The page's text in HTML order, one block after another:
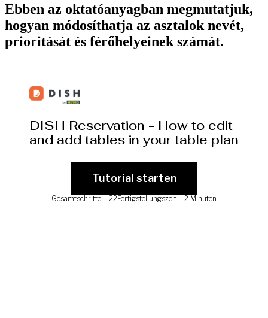
Ebben az oktatóanyagban megmutatjuk,
hogyan módosíthatja az asztalok nevét,
prioritását és férőhelyeinek számát.